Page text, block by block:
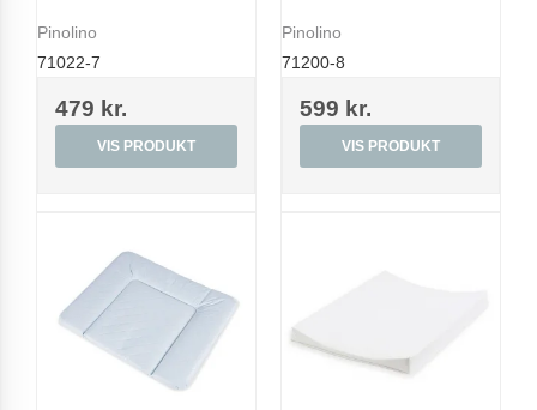
Pinolino
71022-7
479 kr.
VIS PRODUKT
Pinolino
71200-8
599 kr.
VIS PRODUKT